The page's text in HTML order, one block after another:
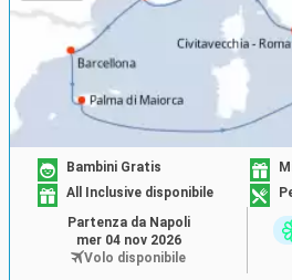
Bambini Gratis
All Inclusive disponibile
Partenza da Napoli
mer 04 nov 2026
Volo disponibile